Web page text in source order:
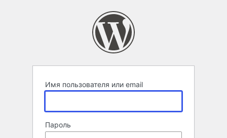
Имя пользователя или email
Пароль